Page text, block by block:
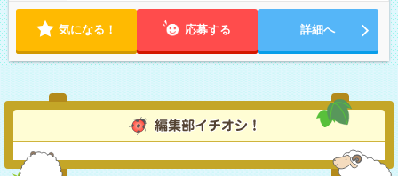
気になる！ 応募する 詳細へ